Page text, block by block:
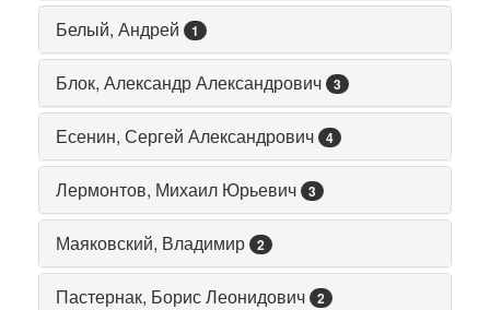
Белый, Андрей 1
Блок, Александр Александрович 3
Есенин, Сергей Александрович 4
Лермонтов, Михаил Юрьевич 3
Маяковский, Владимир 2
Пастернак, Борис Леонидович 2